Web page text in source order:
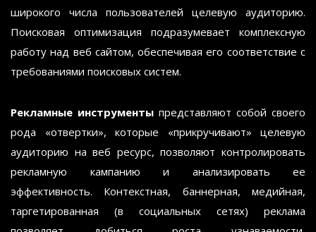
широкого числа пользователей целевую аудиторию.
Поисковая оптимизация подразумевает комплексную
работу над веб сайтом, обеспечивая его соответствие с
требованиями поисковых систем.
Рекламные инструменты представляют собой своего
рода «отвертки», которые «прикручивают» целевую
аудиторию на веб ресурс, позволяют контролировать
рекламную кампанию и анализировать ее
эффективность. Контекстная, баннерная, медийная,
таргетированная (в социальных сетях) реклама